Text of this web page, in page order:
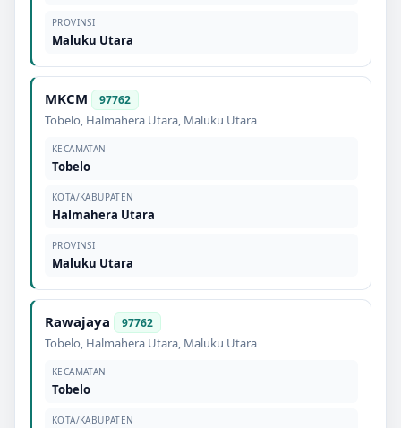
PROVINSI
Maluku Utara
MKCM 97762
Tobelo, Halmahera Utara, Maluku Utara
KECAMATAN
Tobelo
KOTA/KABUPATEN
Halmahera Utara
PROVINSI
Maluku Utara
Rawajaya 97762
Tobelo, Halmahera Utara, Maluku Utara
KECAMATAN
Tobelo
KOTA/KABUPATEN